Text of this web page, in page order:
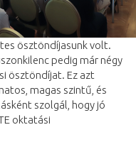
ösztöndíjasunk volt.
pedig már négy
ösztöndíjat. Ez azt
magas szintű, és
szolgál, hogy jó
oktatási